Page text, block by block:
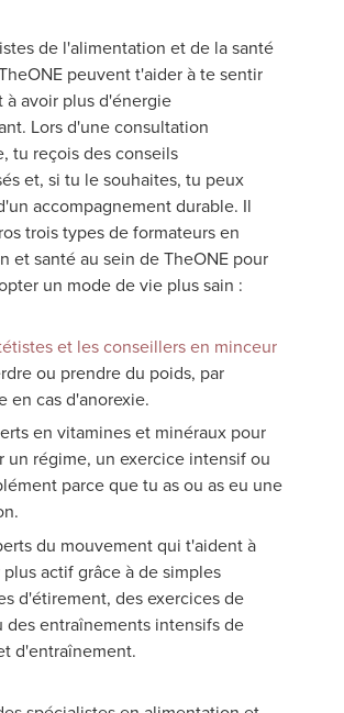
de l'alimentation et de la santé
peuvent t'aider à te sentir
à avoir plus d'énergie
Lors d'une consultation
tu reçois des conseils
et, si tu le souhaites, tu peux
accompagnement durable. Il
trois types de formateurs en
et santé au sein de TheONE pour
un mode de vie plus sain :
et les conseillers en minceur
ou prendre du poids, par
en cas d'anorexie.
en vitamines et minéraux pour
un régime, un exercice intensif ou
parce que tu as ou as eu une
du mouvement qui t'aident à
actif grâce à de simples
d'étirement, des exercices de
entraînements intensifs de
d'entraînement.